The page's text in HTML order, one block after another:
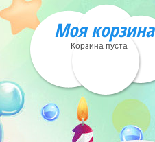
Моя корзина
Корзина пуста